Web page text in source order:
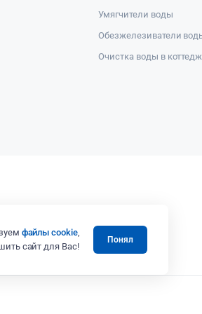
Умягчители воды
Обезжелезиватели
Очистка воды в
файлы cookie,
сайт для Вас!
Понял